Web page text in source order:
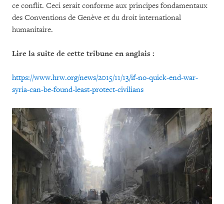
ce conflit. Ceci serait conforme aux principes fondamentaux
des Conventions de Genève et du droit international
humanitaire.
Lire la suite de cette tribune en anglais :
https://www.hrw.org/news/2015/11/13/if-no-quick-end-war-
syria-can-be-found-least-protect-civilians